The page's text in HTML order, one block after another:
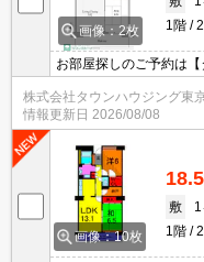
画像：2枚
1階
お部屋探しのご予約は
株式会社タウンハウジング東
情報更新日 2026/08/08
画像：10枚
18.5
敷
1
1階